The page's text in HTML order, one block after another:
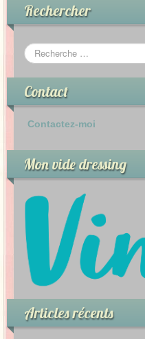
Rechercher
Contact
Contactez-moi
Mon vide dressing
Articles récents